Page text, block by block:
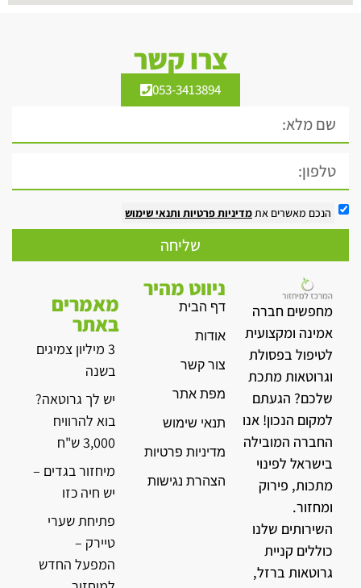
צרו קשר
053-3413894
הנכם מאשרים אתמדיניות פרטיות ותנאי שימוש
שליחה
מחפשים חברה
אמינה ומקצועית
לטיפול בפסולת
וגרוטאות מתכת
שלכם? הגעתם
למקום הנכון! אנו
החברה המובילה
בישראל לפינוי
מתכות, פירוק
ומחזור.
השירותים שלנו
כוללים קניית
גרוטאות ברזל,
ניווט מהיר
דף הבית
אודות
צור קשר
מפת אתר
תנאי שימוש
מדיניות פרטיות
הצהרת נגישות
מאמרים
באתר
3 מיליון צמיגים
בשנה
יש לך גרוטאה?
בוא להרוויח
3,000 ש"ח
מיחזור בגדים –
יש חיה כזו
פתיחת שערי
טיירק –
המפעל החדש